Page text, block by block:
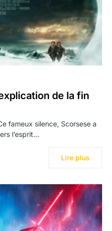
de la fin
fameux silence, Scorsese a
l’esprit…
Lire plus